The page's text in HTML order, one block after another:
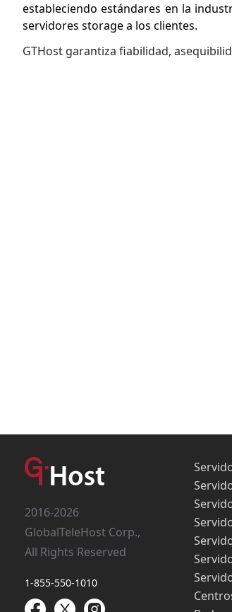
estableciendo estándares en la
servidores storage a los clientes.
GTHost garantiza fiabilidad,
2016-2026
GlobalTeleHost Corp.,
All Rights Reserved
1-855-550-1010